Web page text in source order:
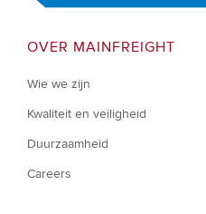
OVER MAINFREIGHT
Wie we zijn
Kwaliteit en veiligheid
Duurzaamheid
Careers